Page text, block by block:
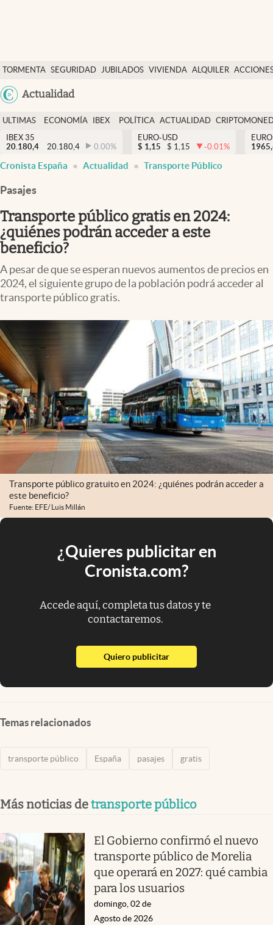
TORMENTA SEGURIDAD JUBILADOS VIVIENDA ALQUILER
Actualidad
Economía y finanzas
Política
Actualidad
Criptomonedas
España
ULTIMAS
NOTICIAS
ECONOMÍA
FINANZAS
IBEX
EURO
POLÍTICA ACTUALIDAD
IBEX 35
20.180,4
20.180,4 0.00%
EURO-USD
$ 1,15 $ 1,15 -0.01%
Cronista España Actualidad Transporte Público
Pasajes
Transporte público gratis en 2024:
¿quiénes podrán acceder a este
beneficio?
A pesar de que se esperan nuevos aumentos de precios en
2024, el siguiente grupo de la población podrá acceder al
transporte público gratis.
Transporte público gratuito en 2024: ¿quiénes podrán acceder a
este beneficio?
Fuente: EFE/ Luis Millán
¿Quieres publicitar en
Cronista.com?
Accede aquí, completa tus datos y te
contactaremos.
Quiero publicitarabre en nueva pestaña
Temas relacionados
transporte público España pasajes gratis
Más noticias detransporte público
El Gobierno confirmó el nuevo
transporte público de Morelia
que operará en 2027: qué cambia
para los usuarios
domingo, 02 de
Agosto de 2026